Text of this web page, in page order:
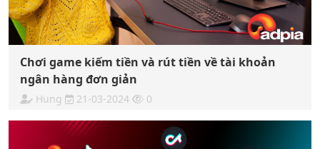
Chơi game kiếm tiền và rút tiền về tài khoản
ngân hàng đơn giản
Hung 21-03-2024 0